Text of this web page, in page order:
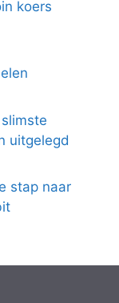
koers
uitgelegd
stap naar